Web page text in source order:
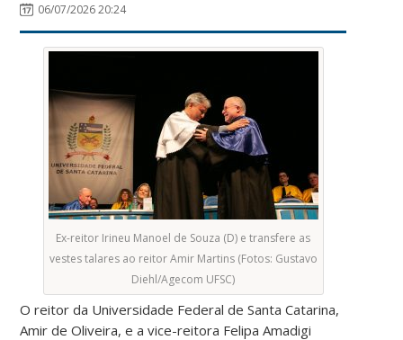
06/07/2026 20:24
Ex-reitor Irineu Manoel de Souza (D) e transfere as
vestes talares ao reitor Amir Martins (Fotos: Gustavo
Diehl/Agecom UFSC)
O reitor da Universidade Federal de Santa Catarina,
Amir de Oliveira, e a vice-reitora Felipa Amadigi